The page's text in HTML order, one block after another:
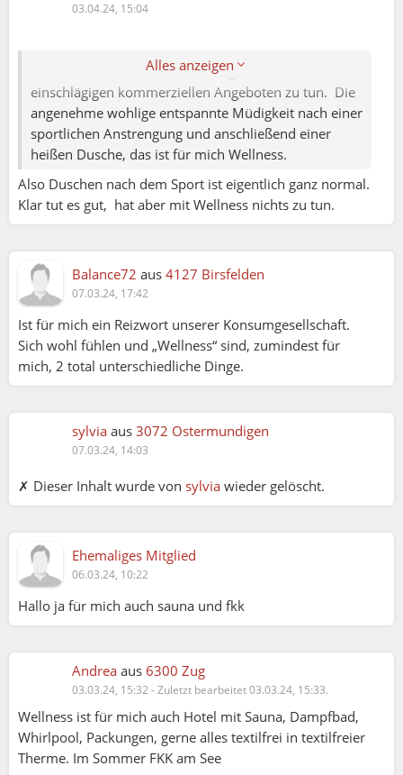
03.04.24, 15:04
Alles anzeigen
Wellness hat für mich sehr wenig mit den
einschlägigen kommerziellen Angeboten zu tun. Die
angenehme wohlige entspannte Müdigkeit nach einer
sportlichen Anstrengung und anschließend einer
heißen Dusche, das ist für mich Wellness.
Also Duschen nach dem Sport ist eigentlich ganz normal.
Klar tut es gut, hat aber mit Wellness nichts zu tun.
Balance72 aus 4127 Birsfelden
07.03.24, 17:42
Ist für mich ein Reizwort unserer Konsumgesellschaft.
Sich wohl fühlen und „Wellness“ sind, zumindest für
mich, 2 total unterschiedliche Dinge.
sylvia aus 3072 Ostermundigen
07.03.24, 14:03
✗ Dieser Inhalt wurde von sylvia wieder gelöscht.
Ehemaliges Mitglied
06.03.24, 10:22
Hallo ja für mich auch sauna und fkk
Andrea aus 6300 Zug
03.03.24, 15:32 -Zuletzt bearbeitet 03.03.24, 15:33.
Wellness ist für mich auch Hotel mit Sauna, Dampfbad,
Whirlpool, Packungen, gerne alles textilfrei in textilfreier
Therme. Im Sommer FKK am See